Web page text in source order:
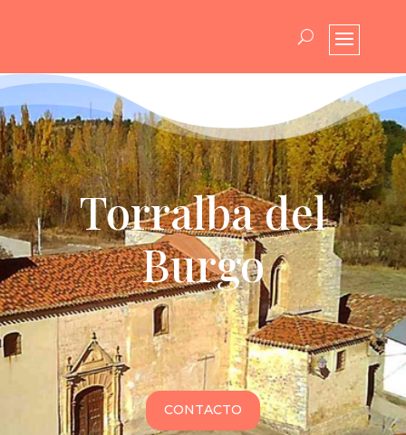
Torralba del
Burgo
CONTACTO